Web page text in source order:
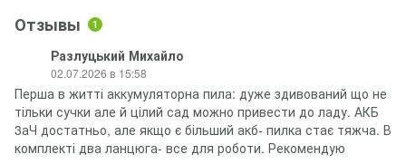
Отзывы 1
Разлуцький Михайло
02.07.2026 в 15:58
Перша в житті аккумуляторна пила: дуже здивований що не
тільки сучки але й цілий сад можно привести до ладу. АКБ
3аЧ достатньо, але якщо є більший акб- пилка стає тяжча. В
комплекті два ланцюга- все для роботи. Рекомендую